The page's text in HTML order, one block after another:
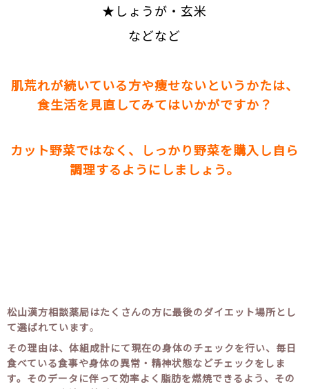
★しょうが・玄米
などなど
肌荒れが続いている方や痩せないというかたは、
食生活を見直してみてはいかがですか？
カット野菜ではなく、しっかり野菜を購入し自ら
調理するようにしましょう。
松山漢方相談薬局はたくさんの方に最後のダイエット場所とし
て選ばれています。
その理由は、体組成計にて現在の身体のチェックを行い、毎日
食べている食事や身体の異常・精神状態などチェックをしま
す。そのデータに伴って効率よく脂肪を燃焼できるよう、その